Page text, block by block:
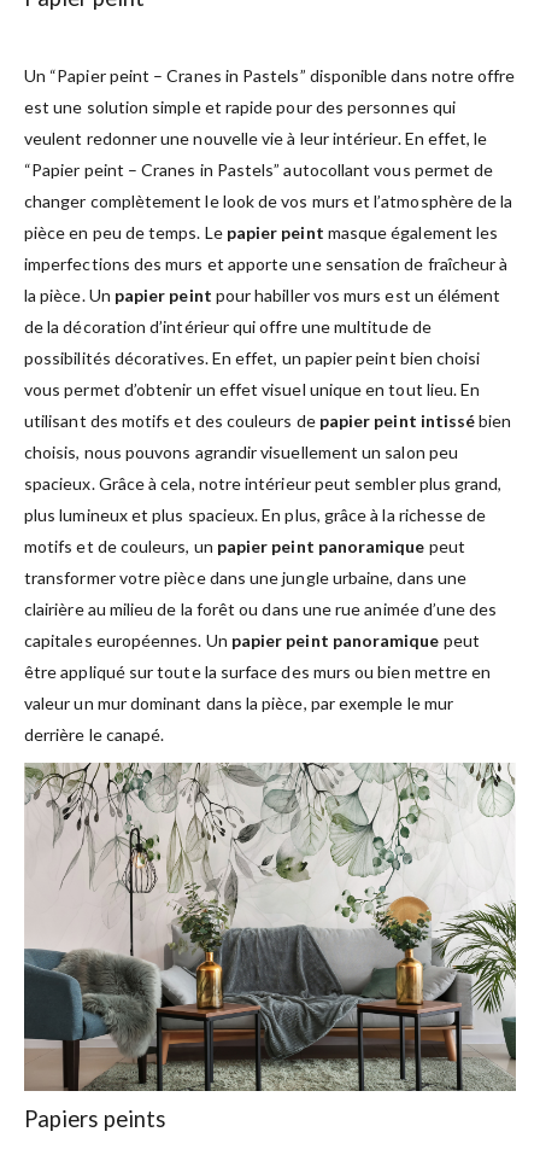
Un “Papier peint – Cranes in Pastels” disponible dans notre offre
est une solution simple et rapide pour des personnes qui
veulent redonner une nouvelle vie à leur intérieur. En effet, le
“Papier peint – Cranes in Pastels” autocollant vous permet de
changer complètement le look de vos murs et l’atmosphère de la
pièce en peu de temps. Le papier peint masque également les
imperfections des murs et apporte une sensation de fraîcheur à
la pièce. Un papier peint pour habiller vos murs est un élément
de la décoration d’intérieur qui offre une multitude de
possibilités décoratives. En effet, un papier peint bien choisi
vous permet d’obtenir un effet visuel unique en tout lieu. En
utilisant des motifs et des couleurs de papier peint intissébien
choisis, nous pouvons agrandir visuellement un salon peu
spacieux. Grâce à cela, notre intérieur peut sembler plus grand,
plus lumineux et plus spacieux. En plus, grâce à la richesse de
motifs et de couleurs, un papier peint panoramique peut
transformer votre pièce dans une jungle urbaine, dans une
clairière au milieu de la forêt ou dans une rue animée d’une des
capitales européennes. Un papier peint panoramique peut
être appliqué sur toute la surface des murs ou bien mettre en
valeur un mur dominant dans la pièce, par exemple le mur
derrière le canapé.
Papiers peints